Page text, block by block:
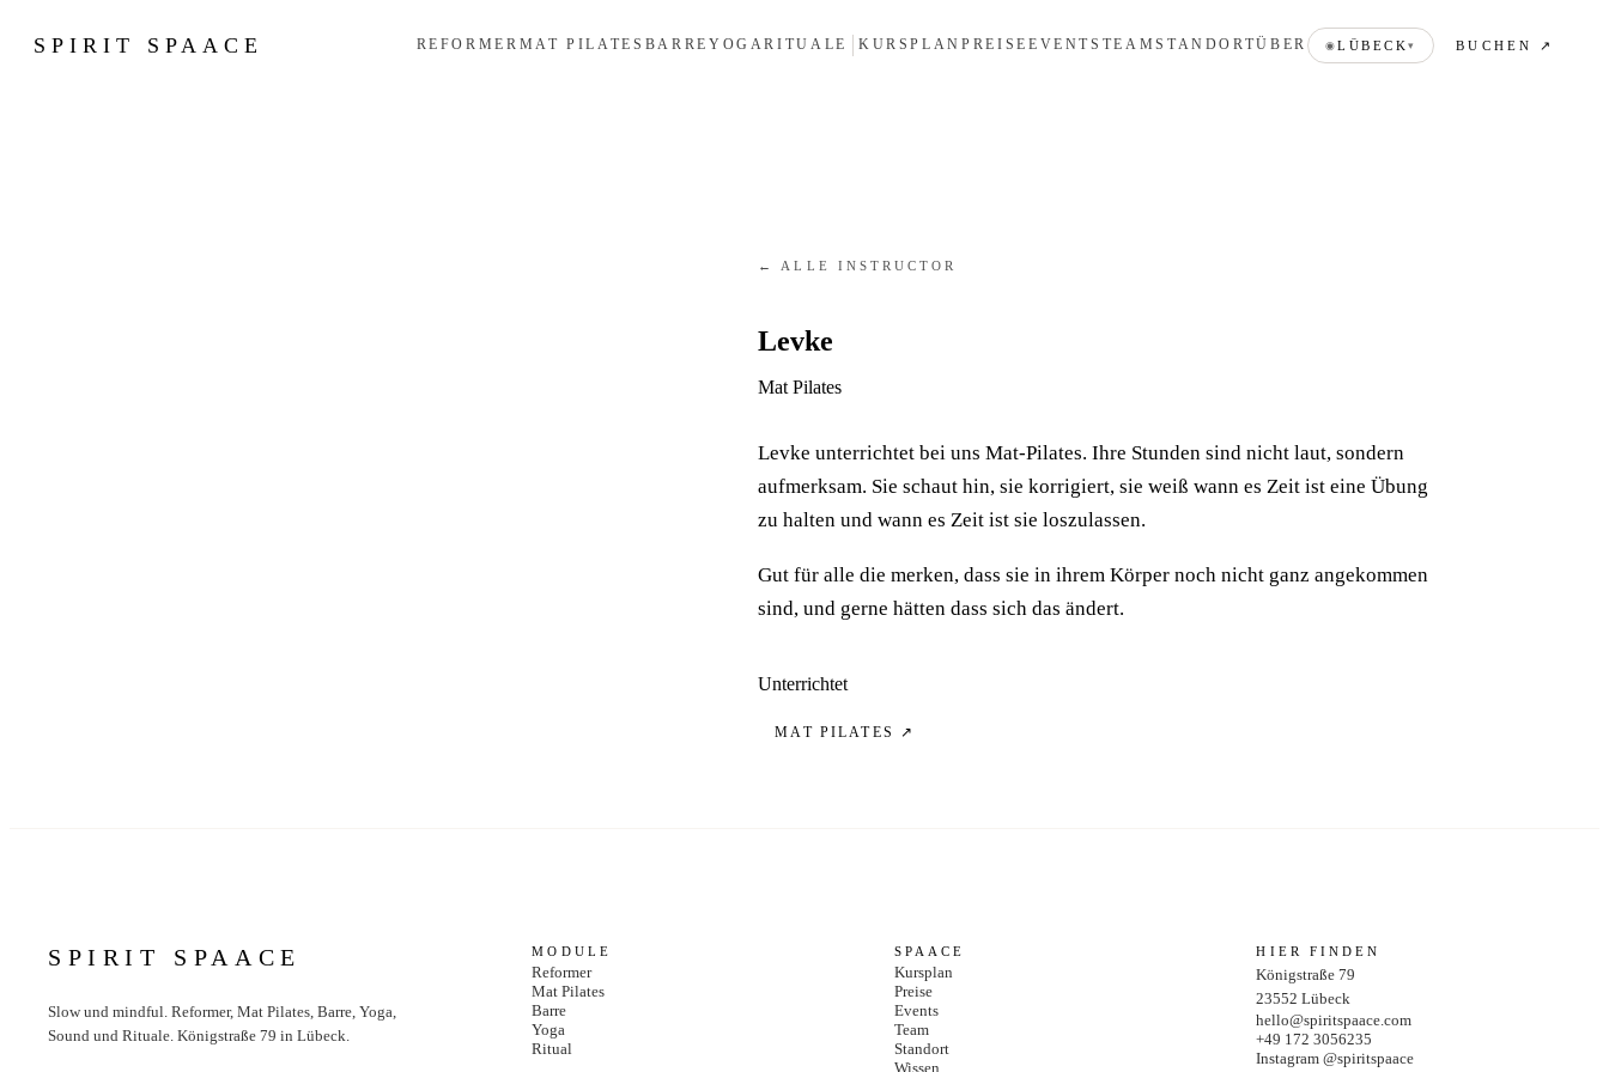
SPIRIT SPAACE REFORMER MAT PILATES BARRE YOGARITUALE KURSPLANPREISE EVENTS TEAMSTANDORTÜBER ◉LÜBECK ▾ BUCHEN ↗
← ALLE INSTRUCTOR
Levke
Mat Pilates
Levke unterrichtet bei uns Mat-Pilates. Ihre Stunden sind nicht laut, sondern
aufmerksam. Sie schaut hin, sie korrigiert, sie weiß wann es Zeit ist eine Übung
zu halten und wann es Zeit ist sie loszulassen.
Gut für alle die merken, dass sie in ihrem Körper noch nicht ganz angekommen
sind, und gerne hätten dass sich das ändert.
Unterrichtet
MAT PILATES ↗
SPIRIT SPAACE
Slow und mindful. Reformer, Mat Pilates, Barre, Yoga,
Sound und Rituale. Königstraße 79 in Lübeck.
MODULE
Reformer
Mat Pilates
Barre
Yoga
Ritual
SPAACE
Kursplan
Preise
Events
Team
Standort
Wissen
HIER FINDEN
Königstraße 79
23552 Lübeck
hello@spiritspaace.com
+49 172 3056235
Instagram @spiritspaace